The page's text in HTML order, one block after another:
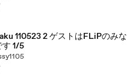
110523 2 ゲストはFLiPのみな
す 1/5